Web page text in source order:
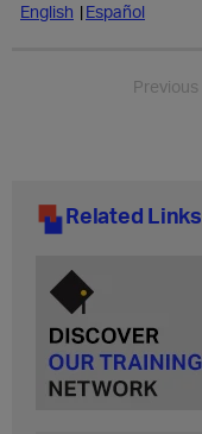
English
Español
Previous
Related Links